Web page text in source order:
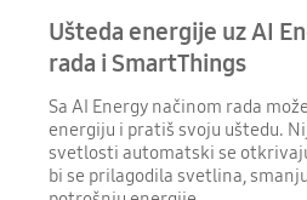
Ušteda energije uz AI
rada i SmartThings
Sa AI Energy načinom rada
energiju i pratiš svoju uštedu.
svetlosti automatski se
bi se prilagodila svetlina,